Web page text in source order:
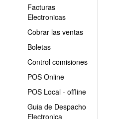
Facturas
Electronicas
Cobrar las ventas
Boletas
Control comisiones
POS Online
POS Local - offline
Guia de Despacho
Electronica